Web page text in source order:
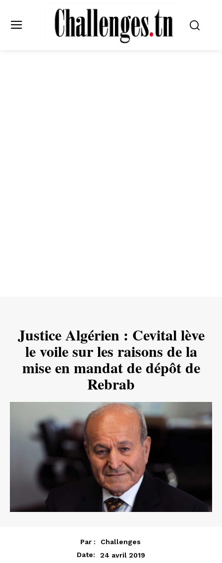
Justice Algérien : Cevital lève
le voile sur les raisons de la
mise en mandat de dépôt de
Rebrab
Par :
Challenges
Date:
24 avril 2019